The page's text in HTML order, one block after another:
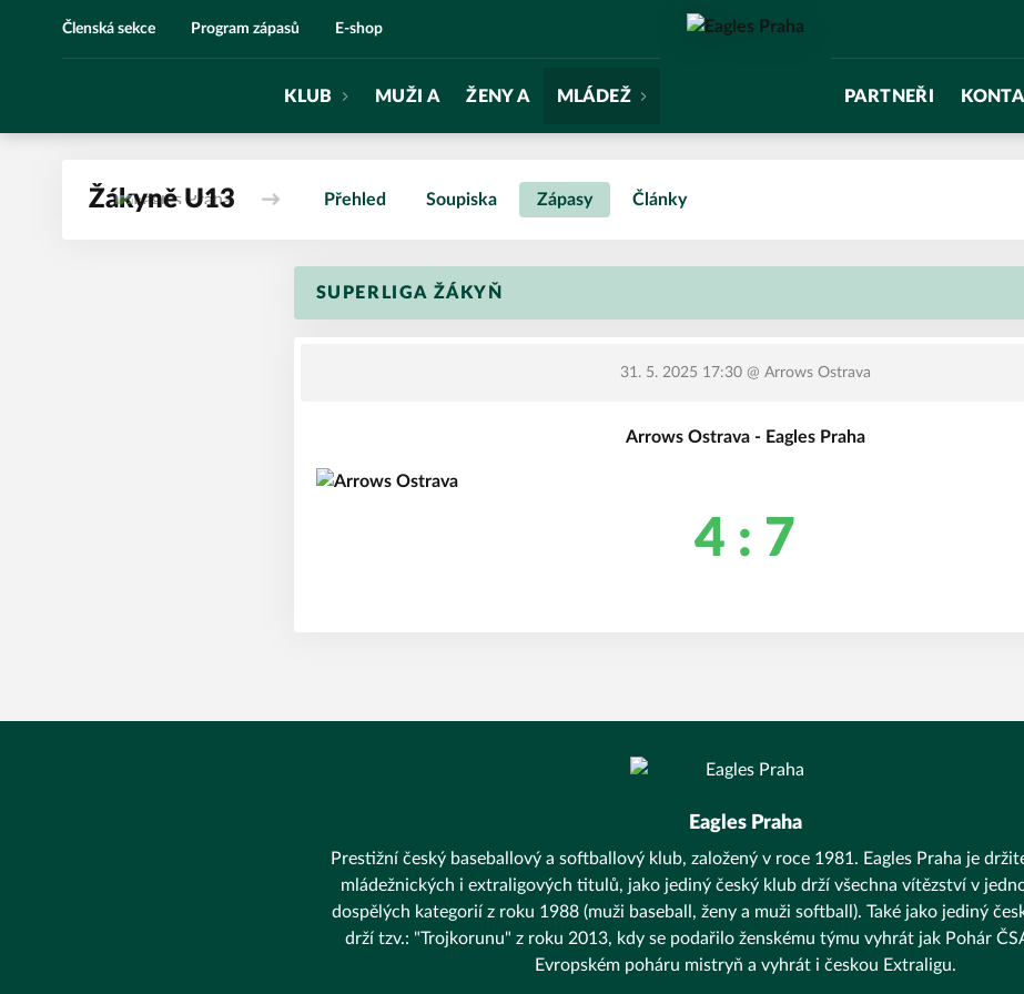
Členská sekce Program zápasů E-shop
KLUB MUŽI A ŽENY A MLÁDEŽ PARTNEŘI
Žákyně U13 Přehled Soupiska Zápasy Články
SUPERLIGA ŽÁKYŇ
31. 5. 2025 17:30@ Arrows Ostrava
Arrows Ostrava - Eagles Praha
4 : 7
Eagles Praha
Prestižní český baseballový a softballový klub, založený v roce 1981. Eagles Praha je
mládežnických i extraligových titulů, jako jediný český klub drží všechna vítězství v
dospělých kategorií z roku 1988 (muži baseball, ženy a muži softball). Také jako jediný
drží tzv.: "Trojkorunu" z roku 2013, kdy se podařilo ženskému týmu vyhrát jak Pohár
Evropském poháru mistryň a vyhrát i českou Extraligu.